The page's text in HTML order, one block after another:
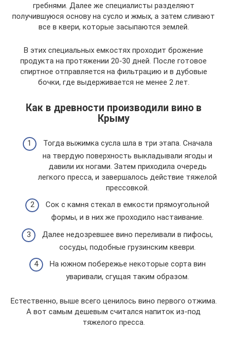
гребнями. Далее же специалисты разделяют
получившуюся основу на сусло и жмых, а затем сливают
все в квери, которые засыпаются землей.
В этих специальных емкостях проходит брожение
продукта на протяжении 20-30 дней. После готовое
спиртное отправляется на фильтрацию и в дубовые
бочки, где выдерживается не менее 2 лет.
Как в древности производили вино в
Крыму
Тогда выжимка сусла шла в три этапа. Сначала
на твердую поверхность выкладывали ягоды и
давили их ногами. Затем приходила очередь
легкого пресса, и завершалось действие тяжелой
прессовкой.
Сок с камня стекал в емкости прямоугольной
формы, и в них же проходило настаивание.
Далее недозревшее вино переливали в пифосы,
сосуды, подобные грузинским квеври.
На южном побережье некоторые сорта вин
уваривали, сгущая таким образом.
Естественно, выше всего ценилось вино первого отжима.
А вот самым дешевым считался напиток из-под
тяжелого пресса.